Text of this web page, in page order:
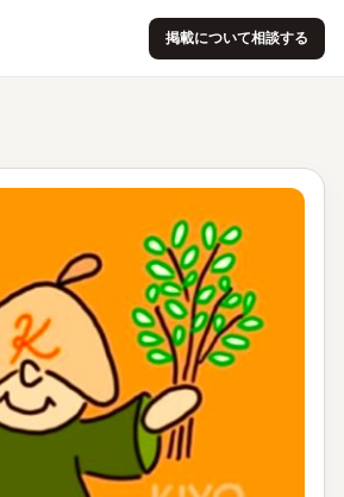
掲載について相談する